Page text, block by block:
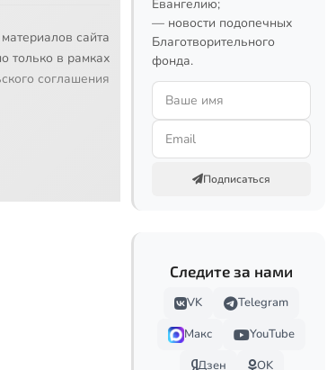
сайта
только в рамках
соглашения
Евангелию;
— новости подопечных
Благотворительного
фонда.
Подписаться
Следите за нами
VK
Telegram
Макс
YouTube
Дзен
OK